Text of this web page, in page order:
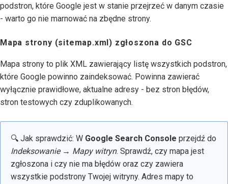
podstron, które Google jest w stanie przejrzeć w danym czasie
- warto go nie marnować na zbędne strony.
Mapa strony (sitemap.xml) zgłoszona do GSC
Mapa strony to plik XML zawierający listę wszystkich podstron,
które Google powinno zaindeksować. Powinna zawierać
wyłącznie prawidłowe, aktualne adresy - bez stron błędów,
stron testowych czy zduplikowanych.
🔍 Jak sprawdzić: W Google Search Console przejdź do
Indeksowanie → Mapy witryn. Sprawdź, czy mapa jest
zgłoszona i czy nie ma błędów oraz czy zawiera
wszystkie podstrony Twojej witryny. Adres mapy to